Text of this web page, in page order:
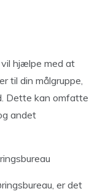
hjælpe med at
til din målgruppe,
Dette kan omfatte
andet
er det